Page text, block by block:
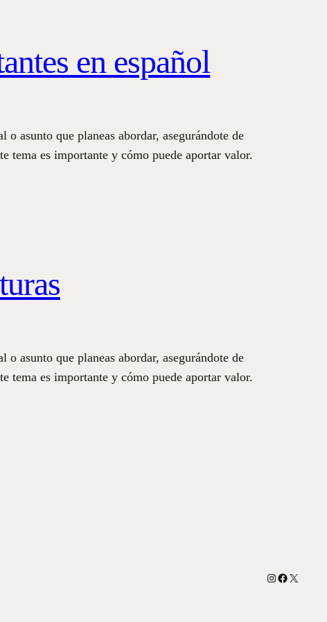
en español
asunto que planeas abordar, asegurándote de
tema es importante y cómo puede aportar valor.
asunto que planeas abordar, asegurándote de
tema es importante y cómo puede aportar valor.
Instagram
Facebook
X